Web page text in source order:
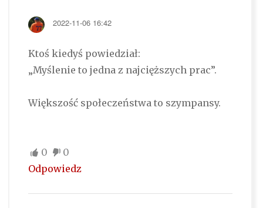
2022-11-06 16:42
Ktoś kiedyś powiedział:
„Myślenie to jedna z najcięższych prac”.
Większość społeczeństwa to szympansy.
0
0
Odpowiedz